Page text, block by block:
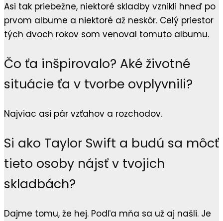
Asi tak priebežne, niektoré skladby vznikli hneď po
prvom albume a niektoré až neskôr. Celý priestor
tých dvoch rokov som venoval tomuto albumu.
Čo ťa inšpirovalo? Aké životné
situácie ťa v tvorbe ovplyvnili?
Najviac asi pár vzťahov a rozchodov.
Si ako Taylor Swift a budú sa môcť
tieto osoby nájsť v tvojich
skladbách?
Dajme tomu, že hej. Podľa mňa sa už aj našli. Je